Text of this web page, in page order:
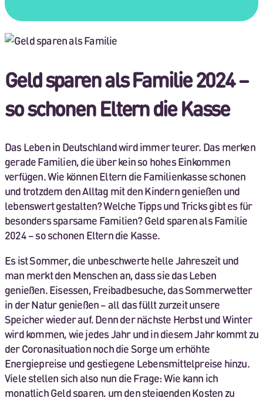
Geld sparen als Familie 2024 –
so schonen Eltern die Kasse
Das Leben in Deutschland wird immer teurer. Das merken
gerade Familien, die über kein so hohes Einkommen
verfügen. Wie können Eltern die Familienkasse schonen
und trotzdem den Alltag mit den Kindern genießen und
lebenswert gestalten? Welche Tipps und Tricks gibt es für
besonders sparsame Familien? Geld sparen als Familie
2024 – so schonen Eltern die Kasse.
Es ist Sommer, die unbeschwerte helle Jahreszeit und
man merkt den Menschen an, dass sie das Leben
genießen. Eisessen, Freibadbesuche, das Sommerwetter
in der Natur genießen – all das füllt zurzeit unsere
Speicher wieder auf. Denn der nächste Herbst und Winter
wird kommen, wie jedes Jahr und in diesem Jahr kommt zu
der Coronasituation noch die Sorge um erhöhte
Energiepreise und gestiegene Lebensmittelpreise hinzu.
Viele stellen sich also nun die Frage: Wie kann ich
monatlich Geld sparen, um den steigenden Kosten zu